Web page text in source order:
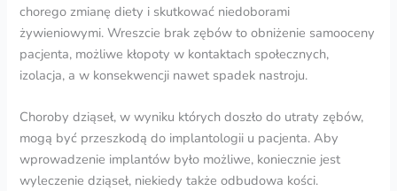
chorego zmianę diety i skutkować niedoborami
żywieniowymi. Wreszcie brak zębów to obniżenie samooceny
pacjenta, możliwe kłopoty w kontaktach społecznych,
izolacja, a w konsekwencji nawet spadek nastroju.
Choroby dziąseł, w wyniku których doszło do utraty zębów,
mogą być przeszkodą do implantologii u pacjenta. Aby
wprowadzenie implantów było możliwe, koniecznie jest
wyleczenie dziąseł, niekiedy także odbudowa kości.